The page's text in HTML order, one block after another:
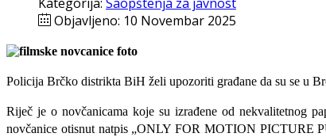
Kategorija: Saopštenja za javnost
Objavljeno: 10 Novembar 2025
Policija Brčko distrikta BiH želi upozoriti građane da su se u
Riječ je o novčanicama koje su izrađene od nekvalitetnog
novčanice otisnut natpis „ONLY FOR MOTION PICTURE